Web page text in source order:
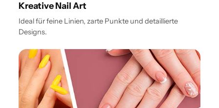
Kreative Nail Art
Ideal für feine Linien, zarte Punkte und detaillierte
Designs.